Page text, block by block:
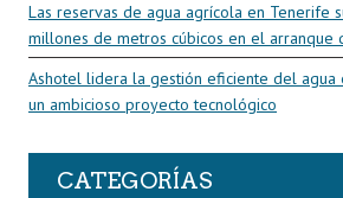
Las reservas de agua agrícola en Tenerife
millones de metros cúbicos en el arranque
Ashotel lidera la gestión eficiente del agua
un ambicioso proyecto tecnológico
CATEGORÍAS